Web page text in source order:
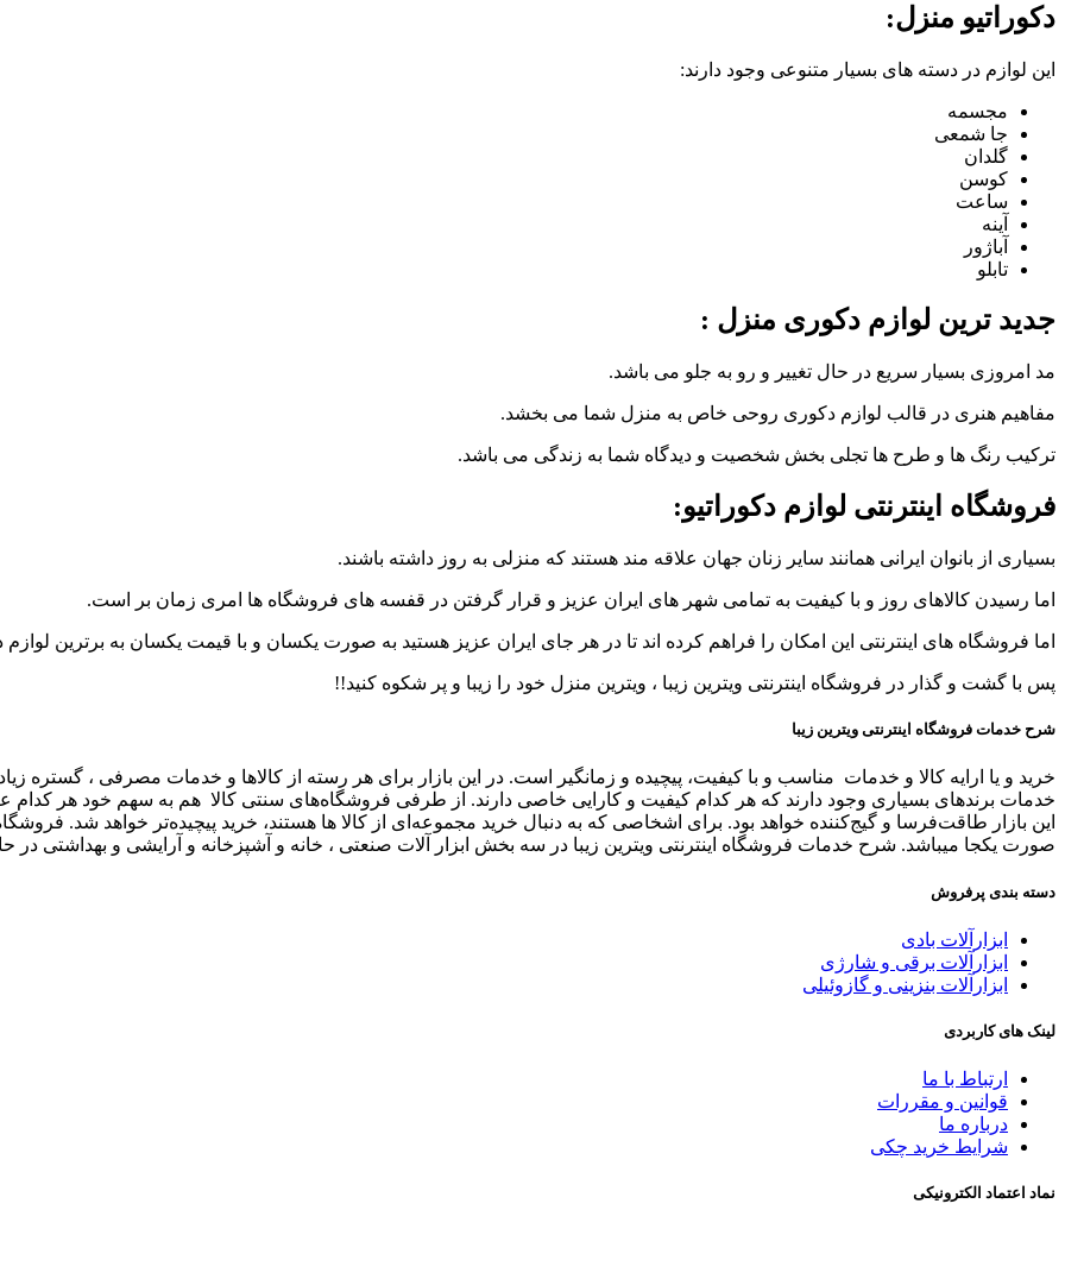
دکوراتیو منزل:
این لوازم در دسته های بسیار متنوعی وجود دارند:
مجسمه
جا شمعی
گلدان
کوسن
ساعت
آینه
آباژور
تابلو
جدید ترین لوازم دکوری منزل :
مد امروزی بسیار سریع در حال تغییر و رو به جلو می باشد.
مفاهیم هنری در قالب لوازم دکوری روحی خاص به منزل شما می بخشد.
ترکیب رنگ ها و طرح ها تجلی بخش شخصیت و دیدگاه شما به زندگی می باشد.
فروشگاه اینترنتی لوازم دکوراتیو:
بسیاری از بانوان ایرانی همانند سایر زنان جهان علاقه مند هستند که منزلی به روز داشته باشند.
اما رسیدن کالاهای روز و با کیفیت به تمامی شهر های ایران عزیز و قرار گرفتن در قفسه های فروشگاه ها امری زمان بر است.
اما فروشگاه های اینترنتی این امکان را فراهم کرده اند تا در هر جای ایران عزیز هستید به صورت یکسان و با قیمت یکسان به برترین
پس با گشت و گذار در فروشگاه اینترنتی ویترین زیبا ، ویترین منزل خود را زیبا و پر شکوه کنید!!
شرح خدمات فروشگاه اینترنتی ویترین زیبا
خرید و یا ارایه کالا و خدمات مناسب و با کیفیت، پیچیده و زمانگیر است. در این بازار برای هر رسته از کالاها و خدمات مصرفی ، گستره
خدمات برندهای بسیاری وجود دارند که هر کدام کیفیت و کارایی خاصی دارند. از طرفی فروشگاه‌های سنتی کالا هم به سهم خود هر
این بازار طاقت‌فرسا و گیج‌کننده خواهد بود. برای اشخاصی که به دنبال خرید مجموعه‌ای از کالا ها هستند، خرید پیچیده‌تر خواهد شد.
صورت یکجا میباشد. شرح خدمات فروشگاه اینترنتی ویترین زیبا در سه بخش ابزار آلات صنعتی ، خانه و آشپزخانه و آرایشی و بهداشتی
دسته بندی پرفروش
ابزارآلات بادی
ابزارآلات برقی و شارژی
ابزارآلات بنزینی و گازوئیلی
لینک های کاربردی
ارتباط با ما
قوانین و مقررات
درباره ما
شرايط خريد چکی
نماد اعتماد الکترونیکی